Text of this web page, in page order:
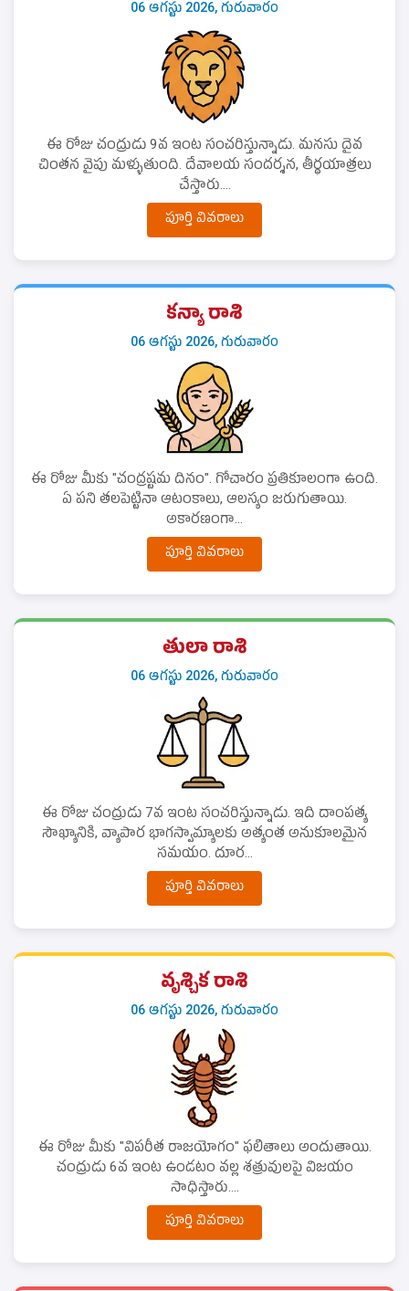
06 ఆగస్టు 2026, గురువారం
ఈ రోజు చంద్రుడు 9వ ఇంట సంచరిస్తున్నాడు. మనసు దైవ
చింతన వైపు మళ్ళుతుంది. దేవాలయ సందర్శన, తీర్థయాత్రలు
చేస్తారు....
పూర్తి వివరాలు
కన్యా రాశి
06 ఆగస్టు 2026, గురువారం
ఈ రోజు మీకు "చంద్రష్టమ దినం". గోచారం ప్రతికూలంగా ఉంది.
ఏ పని తలపెట్టినా ఆటంకాలు, ఆలస్యం జరుగుతాయి.
అకారణంగా...
పూర్తి వివరాలు
తులా రాశి
06 ఆగస్టు 2026, గురువారం
ఈ రోజు చంద్రుడు 7వ ఇంట సంచరిస్తున్నాడు. ఇది దాంపత్య
సౌఖ్యానికి, వ్యాపార భాగస్వామ్యాలకు అత్యంత అనుకూలమైన
సమయం. దూర...
పూర్తి వివరాలు
వృశ్చిక రాశి
06 ఆగస్టు 2026, గురువారం
ఈ రోజు మీకు "విపరీత రాజయోగం" ఫలితాలు అందుతాయి.
చంద్రుడు 6వ ఇంట ఉండటం వల్ల శత్రువులపై విజయం
సాధిస్తారు....
పూర్తి వివరాలు